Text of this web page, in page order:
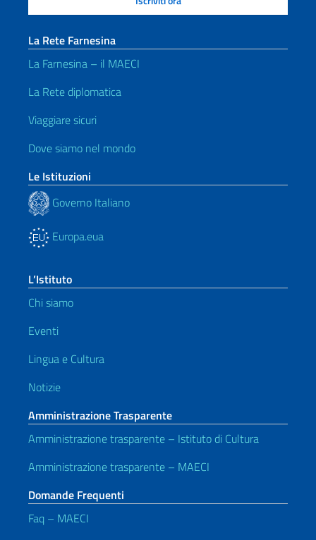
La Rete Farnesina
La Farnesina – il MAECI
La Rete diplomatica
Viaggiare sicuri
Dove siamo nel mondo
Le Istituzioni
Governo Italiano
Europa.eua
L’Istituto
Chi siamo
Eventi
Lingua e Cultura
Notizie
Amministrazione Trasparente
Amministrazione trasparente – Istituto di Cultura
Amministrazione trasparente – MAECI
Domande Frequenti
Faq – MAECI